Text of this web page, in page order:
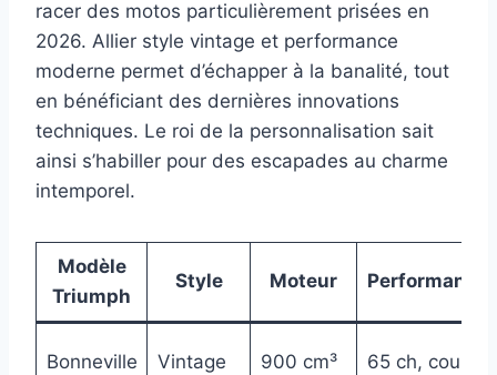
racer des motos particulièrement prisées en
2026. Allier style vintage et performance
moderne permet d’échapper à la banalité, tout
en bénéficiant des dernières innovations
techniques. Le roi de la personnalisation sait
ainsi s’habiller pour des escapades au charme
intemporel.
Modèle
Triumph
Style Moteur Performance
Bonneville
Vintage
900 cm³
65 ch, couple